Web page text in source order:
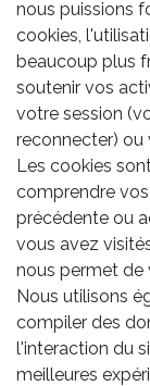
nous puissions
cookies,
beaucoup plus
soutenir vos
votre session
reconnecter) ou
Les cookies
comprendre
précédente ou
vous avez
nous permet de
Nous utilisons
compiler des
l'interaction du
meilleures